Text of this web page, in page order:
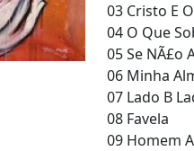
03 Cristo E
04 O Que
05 Se NÃ£o
06 Minha
07 Lado B
08 Favela
09 Homem